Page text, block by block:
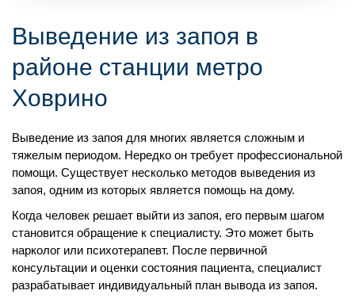
Выведение из запоя в
районе станции метро
Ховрино
Выведение из запоя для многих является сложным и
тяжелым периодом. Нередко он требует профессиональной
помощи. Существует несколько методов выведения из
запоя, одним из которых является помощь на дому.
Когда человек решает выйти из запоя, его первым шагом
становится обращение к специалисту. Это может быть
нарколог или психотерапевт. После первичной
консультации и оценки состояния пациента, специалист
разрабатывает индивидуальный план вывода из запоя.